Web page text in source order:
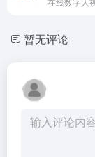
暂无评论